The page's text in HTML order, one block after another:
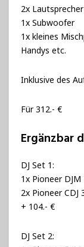
2x
1x Subwoofer
1x kleines
Handys etc.
Inklusive des
Für 312.- €
Ergänzbar
DJ Set 1:
1x Pioneer DJM
2x Pioneer CDJ
+ 104.- €
DJ Set 2: